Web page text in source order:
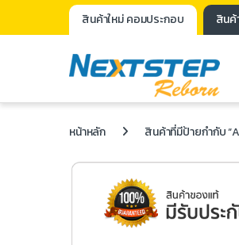
สินค้าใหม่ คอมประกอบ สินค้
หน้าหลัก สินค้าที่มีป้ายกำกับ